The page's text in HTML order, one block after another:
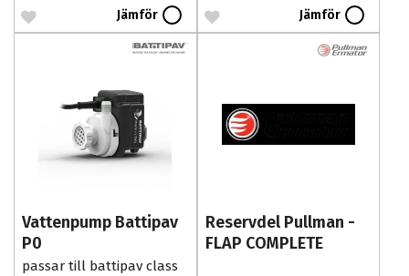
Jämför Jämför
Vattenpump Battipav
P0
passar till battipav class
Reservdel Pullman -
FLAP COMPLETE